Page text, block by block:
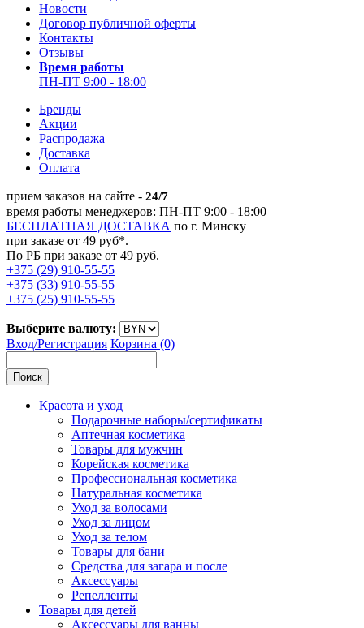
Новости
Договор публичной оферты
Контакты
Отзывы
Время работы
ПН-ПТ 9:00 - 18:00
Бренды
Акции
Распродажа
Доставка
Оплата
прием заказов на сайте - 24/7
время работы менеджеров: ПН-ПТ 9:00 - 18:00
БЕСПЛАТНАЯ ДОСТАВКА по г. Минску
при заказе от 49 руб*.
По РБ при заказе от 49 руб.
+375 (29) 910-55-55
+375 (33) 910-55-55
+375 (25) 910-55-55
Выберите валюту:
Вход/Регистрация Корзина (0)
Поиск
Красота и уход
Подарочные наборы/сертификаты
Аптечная косметика
Товары для мужчин
Корейская косметика
Профессиональная косметика
Натуральная косметика
Уход за волосами
Уход за лицом
Уход за телом
Товары для бани
Средства для загара и после
Аксессуары
Репелленты
Товары для детей
Аксессуары для ванны